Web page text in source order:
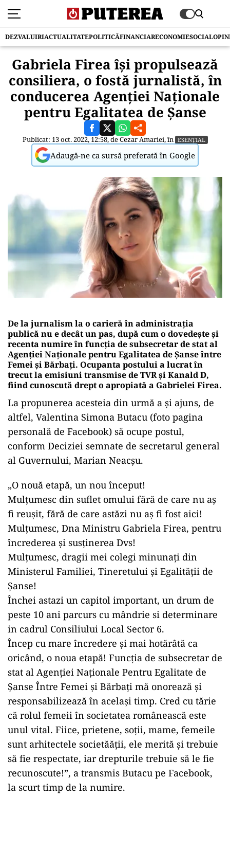
DEZVALUIRIACTUALITATEPOLITICĂFINANCIARECONOMIESOCIAL
Gabriela Firea își propulsează
consiliera, o fostă jurnalistă, în
conducerea Agenției Naționale
pentru Egalitatea de Șanse
Publicat: 13 oct. 2022, 12:58, deCezar Amariei, în ESENȚIAL
Adaugă-ne ca sursă preferată în Google
De la jurnalism la o carieră în administrația
publică nu e decât un pas, după cum o dovedește și
recenta numire în funcția de subsecretar de stat al
Agenției Naționale pentru Egalitatea de Șanse între
Femei și Bărbați. Ocupanta postului a lucrat în
trecut la emisiuni transmise de TVR și Kanald D,
fiind cunoscută drept o apropiată a Gabrielei Firea.
La propunerea acesteia din urmă a și ajuns, de
altfel, Valentina Simona Butacu (foto pagina
personală de Facebook) să ocupe postul,
conform Deciziei semnate de secretarul general
al Guvernului, Marian Neacșu.
„O nouă etapă, un nou început!
Mulțumesc din suflet omului fără de care nu aș
fi reușit, fără de care astăzi nu aș fi fost aici!
Mulțumesc, Dna Ministru Gabriela Firea, pentru
încrederea și susținerea Dvs!
Mulțumesc, dragii mei colegi minunați din
Ministerul Familiei, Tineretului și Egalității de
Șanse!
Închei astazi un capitol important, un drum de
peste 10 ani parcurs cu mândrie si determinare
in cadrul Consiliului Local Sector 6.
Încep cu mare încredere și mai hotărâtă ca
oricând, o noua etapă! Funcția de subsecretar de
stat al Agenției Naționale Pentru Egalitate de
Șanse Între Femei și Bărbați mă onorează și
responsabilizează în același timp. Cred cu tărie
că rolul femeii în societatea românească este
unul vital. Fiice, prietene, soții, mame, femeile
sunt arhitectele societăății, ele merită și trebuie
să fie respectate, iar drepturile trebuie să le fie
recunoscute!”, a transmis Butacu pe Facebook,
la scurt timp de la numire.